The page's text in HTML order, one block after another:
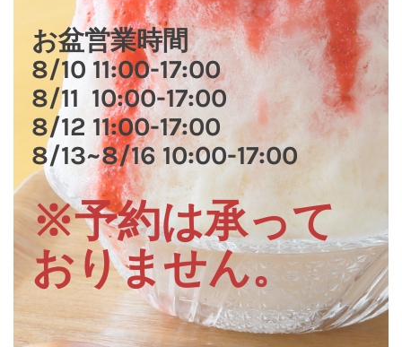
お盆営業時間
8/10 11:00-17:00
8/11 10:00-17:00
8/12 11:00-17:00
8/13~8/16 10:00-17:00
※予約は承って
おりません。